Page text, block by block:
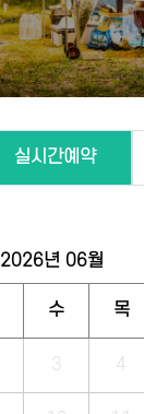
실시간예약
2026년 06월
수 목
3 4